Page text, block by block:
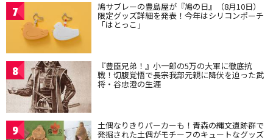
7 鳩サブレーの豊島屋が『鳩の日』（8月10日）
限定グッズ詳細を発表！今年はシリコンポーチ
「はとっこ」
8 『豊臣兄弟！』小一郎の5万の大軍に徹底抗
戦！切腹覚悟で長宗我部元親に降伏を迫った武
将・谷忠澄の生涯
9 土偶なりきりパーカーも！青森の縄文遺跡群で
発掘された土偶がモチーフのキュートなグッズ